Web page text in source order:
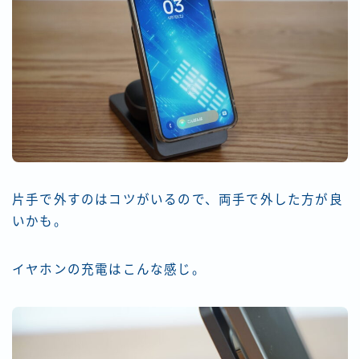
片手で外すのはコツがいるので、両手で外した方が良
いかも。
イヤホンの充電はこんな感じ。